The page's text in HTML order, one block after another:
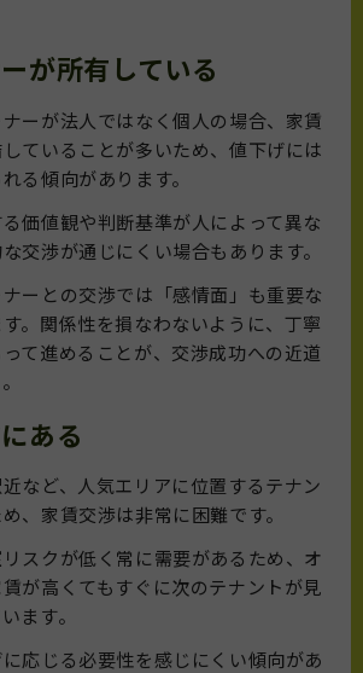
が所有している
ーが法人ではなく個人の場合、家賃
ていることが多いため、値下げには
る傾向があります。
価値観や判断基準が人によって異な
交渉が通じにくい場合もあります。
ーとの交渉では「感情面」も重要な
。関係性を損なわないように、丁寧
て進めることが、交渉成功への近道
ある
など、人気エリアに位置するテナン
、家賃交渉は非常に困難です。
スクが低く常に需要があるため、オ
が高くてもすぐに次のテナントが見
ます。
応じる必要性を感じにくい傾向があ